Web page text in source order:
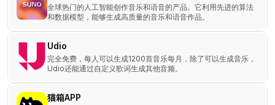
全球热门的人工智能创作音乐和语音的产品。它利用先进的算法
和数据模型，能够生成高质量的音乐和语音作品。
Udio
完全免费，每人可以生成1200首音乐每月，除了可以生成音乐，
Udio还能通过自定义歌词生成其他音频。
猫箱APP